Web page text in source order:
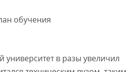
обучения
в разы увеличил